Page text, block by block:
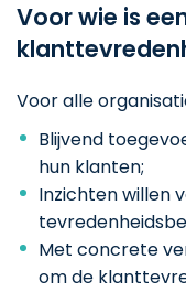
Voor wie is
Voor alle
Blijvend
hun klanten;
Inzichten willen
Met concrete
om de